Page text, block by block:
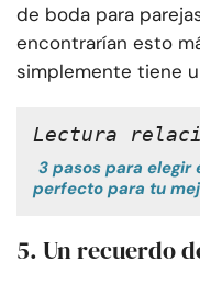
de boda para
encontrarían esto
simplemente tiene
Lectura
3 pasos para elegir
perfecto para tu
5. Un recuerdo